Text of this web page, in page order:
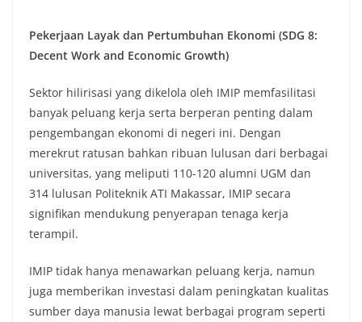
Pekerjaan Layak dan Pertumbuhan Ekonomi (SDG 8:
Decent Work and Economic Growth)
Sektor hilirisasi yang dikelola oleh IMIP memfasilitasi
banyak peluang kerja serta berperan penting dalam
pengembangan ekonomi di negeri ini. Dengan
merekrut ratusan bahkan ribuan lulusan dari berbagai
universitas, yang meliputi 110-120 alumni UGM dan
314 lulusan Politeknik ATI Makassar, IMIP secara
signifikan mendukung penyerapan tenaga kerja
terampil.
IMIP tidak hanya menawarkan peluang kerja, namun
juga memberikan investasi dalam peningkatan kualitas
sumber daya manusia lewat berbagai program seperti